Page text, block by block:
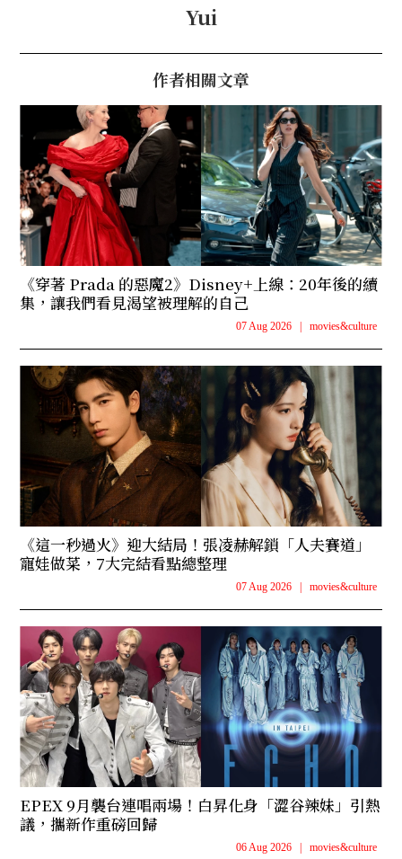
Yui
作者相關文章
《穿著 Prada 的惡魔2》Disney+上線：20年後的續
集，讓我們看見渴望被理解的自己
07 Aug 2026 movies&culture
《這一秒過火》迎大結局！張凌赫解鎖「人夫賽道」
寵娃做菜，7大完結看點總整理
07 Aug 2026 movies&culture
EPEX 9月襲台連唱兩場！白昇化身「澀谷辣妹」引熱
議，攜新作重磅回歸
06 Aug 2026 movies&culture